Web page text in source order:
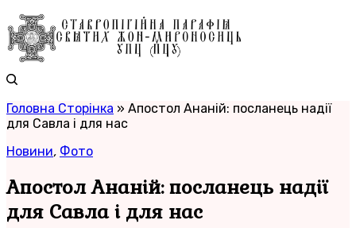
Головна Сторінка » Апостол Ананій: посланець надії
для Савла і для нас
Новини, Фото
Апостол Ананій: посланець надії
для Савла і для нас